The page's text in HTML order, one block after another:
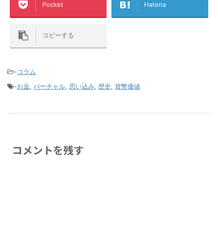
Pocket Hatena
コピーする
-コラム
-お金, バーチャル, 思い込み, 歴史, 貨幣価値
コメントを残す